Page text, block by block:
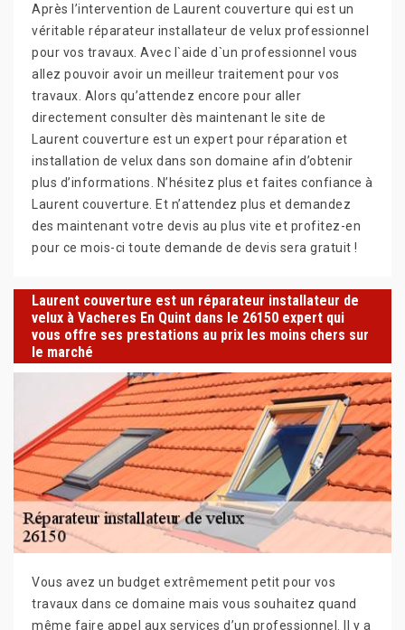
Après l’intervention de Laurent couverture qui est un
véritable réparateur installateur de velux professionnel
pour vos travaux. Avec l`aide d`un professionnel vous
allez pouvoir avoir un meilleur traitement pour vos
travaux. Alors qu’attendez encore pour aller
directement consulter dès maintenant le site de
Laurent couverture est un expert pour réparation et
installation de velux dans son domaine afin d’obtenir
plus d’informations. N’hésitez plus et faites confiance à
Laurent couverture. Et n’attendez plus et demandez
des maintenant votre devis au plus vite et profitez-en
pour ce mois-ci toute demande de devis sera gratuit !
Laurent couverture est un réparateur installateur de
velux à Vacheres En Quint dans le 26150 expert qui
vous offre ses prestations au prix les moins chers sur
le marché
Vous avez un budget extrêmement petit pour vos
travaux dans ce domaine mais vous souhaitez quand
même faire appel aux services d’un professionnel. Il y a